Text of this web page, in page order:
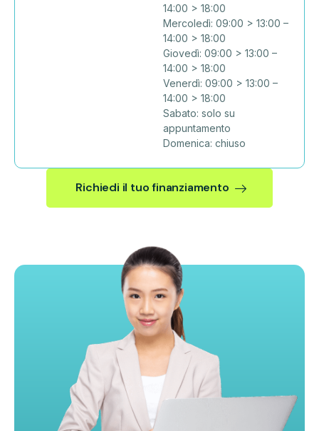
14:00 > 18:00
Mercoledì: 09:00 > 13:00 –
14:00 > 18:00
Giovedì: 09:00 > 13:00 –
14:00 > 18:00
Venerdì: 09:00 > 13:00 –
14:00 > 18:00
Sabato: solo su
appuntamento
Domenica: chiuso
Richiedi il tuo finanziamento